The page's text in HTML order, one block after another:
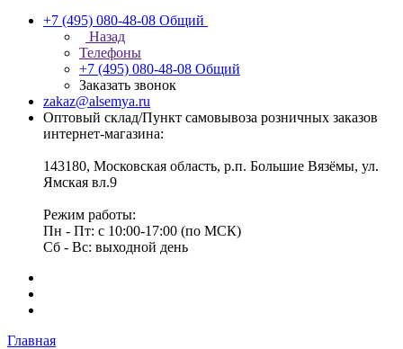
+7 (495) 080-48-08 Общий
Назад
Телефоны
+7 (495) 080-48-08 Общий
Заказать звонок
zakaz@alsemya.ru
Оптовый склад/Пункт самовывоза розничных заказов
интернет-магазина:
143180, Московская область, р.п. Большие Вязёмы, ул.
Ямская вл.9
Режим работы:
Пн - Пт: с 10:00-17:00 (по МСК)
Сб - Вс: выходной день
Главная